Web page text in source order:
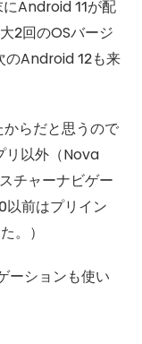
Android 11が配
2回のOSバージ
のAndroid 12も来
らだと思うので
リ以外（Nova
チャーナビゲー
以前はプリイン
。）
ーションも使い